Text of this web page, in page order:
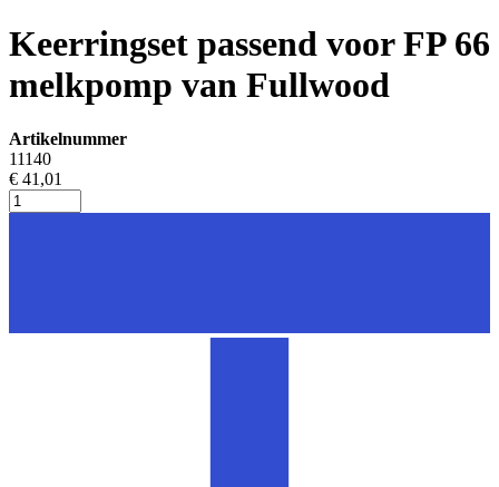
Keerringset passend voor FP 66
melkpomp van Fullwood
Artikelnummer
11140
€ 41,01